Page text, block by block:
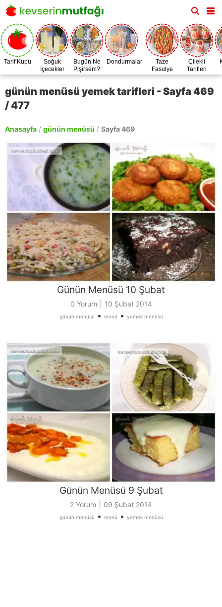
Tarif Küpü
Soğuk
İçecekler
Bugün Ne
Pişirsem?
Dondurmalar
Taze
Fasulye
Zamanı
Çilekli
Tarifleri
günün menüsü yemek tarifleri - Sayfa 469
/ 477
Anasayfa / günün menüsü / Sayfa 469
Günün Menüsü 10 Şubat
0 Yorum 10 Şubat 2014
günün menüsü • menü • yemek menüsü
Günün Menüsü 9 Şubat
2 Yorum 09 Şubat 2014
günün menüsü • menü • yemek menüsü